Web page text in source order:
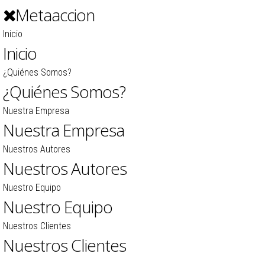
Metaaccion
Inicio
Inicio
¿Quiénes Somos?
¿Quiénes Somos?
Nuestra Empresa
Nuestra Empresa
Nuestros Autores
Nuestros Autores
Nuestro Equipo
Nuestro Equipo
Nuestros Clientes
Nuestros Clientes